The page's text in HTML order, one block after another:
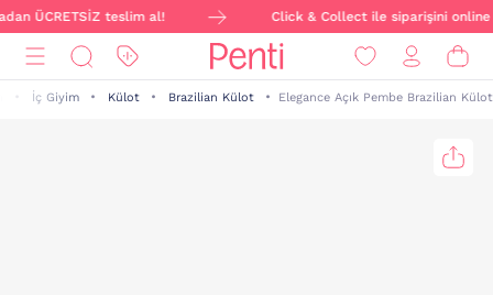
ÜCRETSİZ teslim al! Click & Collect ile siparişini online
İç Giyim Külot Brazilian Külot Elegance Açık Pembe Brazilian Külot